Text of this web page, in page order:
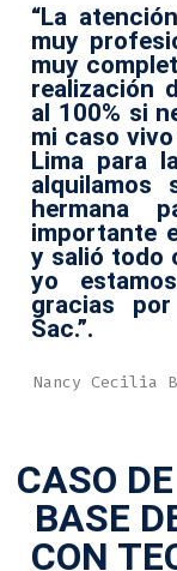
“La
muy
muy
realización
al 100% si
mi caso
Lima para
hermana
importante
y salió todo
yo
gracias
Sac.”.
Nancy Cecilia
CASO
BASE
CON